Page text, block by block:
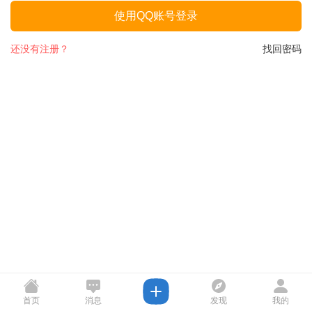
使用QQ账号登录
找回密码
还没有注册？
首页 消息 发现 我的